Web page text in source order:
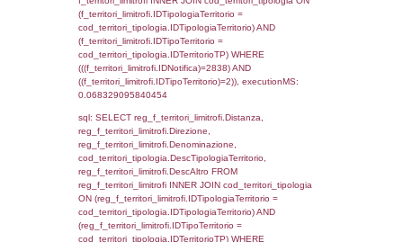
0.0040488243103027
sql: SELECT Ispezione, IDArticoloComma,
StatoIspezione,
'%d/%m/%Y') as DataApertura,
DATE_FORMAT(DataChiusura, '%d/%m/
DataChiusura,
'%d/%m/%Y') as DataUltimoPIR FROM
WHERE (((d3_ispezioni.IDNotifica)=2838)),
0.00046205520629883
sql: SELECT el_nazioni.DescIT,